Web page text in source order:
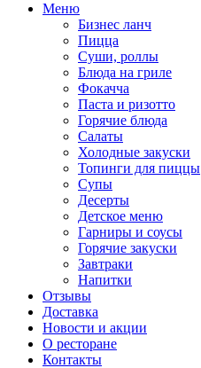
Меню
Бизнес ланч
Пицца
Суши, роллы
Блюда на гриле
Фокачча
Паста и ризотто
Горячие блюда
Салаты
Холодные закуски
Топинги для пиццы
Супы
Десерты
Детское меню
Гарниры и соусы
Горячие закуски
Завтраки
Напитки
Отзывы
Доставка
Новости и акции
О ресторане
Контакты